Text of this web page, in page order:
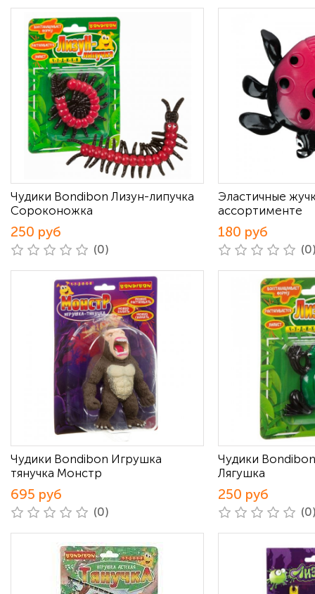
Чудики Bondibon Лизун-липучка
Сороконожка
250 руб
(0)
Эластичные
ассортименте
180 руб
Чудики Bondibon Игрушка
тянучка Монстр
695 руб
(0)
Чудики
Лягушка
250 руб